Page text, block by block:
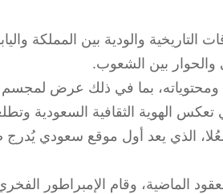
والودية بين المملكة
والحوار بين الشعوب.
ومحتوياته، بما في ذلك عرض
تعكس الهوية الثقافية السعودية
الذي يعد أول موقع سعودي
الماضية، وقام الإمبراطور